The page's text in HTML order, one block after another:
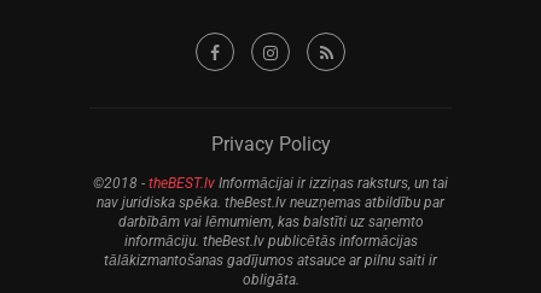
Privacy Policy
©2018 - theBEST.lv Informācijai ir izziņas raksturs, un tai
nav juridiska spēka. theBest.lv neuzņemas atbildību par
darbībām vai lēmumiem, kas balstīti uz saņemto
informāciju. theBest.lv publicētās informācijas
tālākizmantošanas gadījumos atsauce ar pilnu saiti ir
obligāta.